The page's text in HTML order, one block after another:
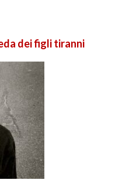
dei figli tiranni